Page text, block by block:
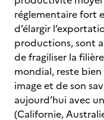
réglementaire fort
d’élargir
productions, sont
de fragiliser la
mondial, reste
image et de son
aujourd’hui avec
(Californie,